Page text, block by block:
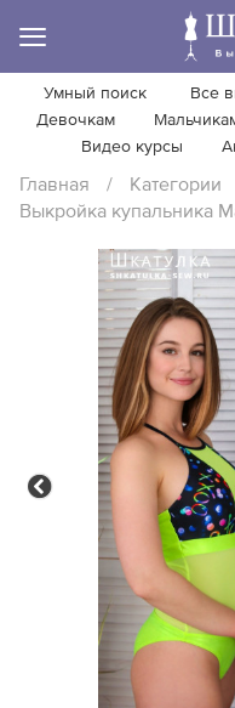
Умный поиск Все
Девочкам
Видео курсы
Главная / Категории
Выкройка купальника
Previous